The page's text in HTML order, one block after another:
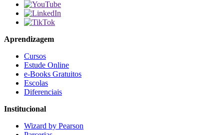
Aprendizagem
Cursos
Estude Online
e-Books Gratuitos
Escolas
Diferenciais
Institucional
Wizard by Pearson